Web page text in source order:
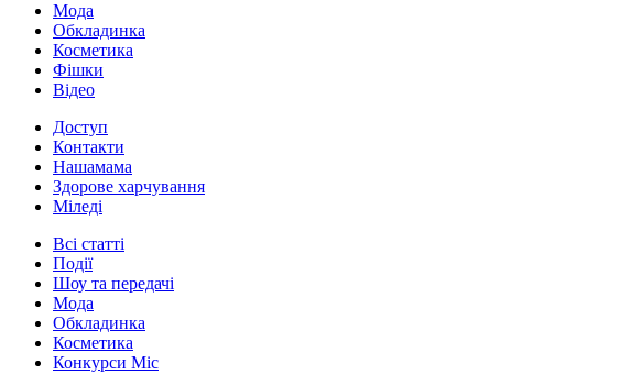
Мода
Обкладинка
Косметика
Фішки
Відео
Доступ
Контакти
Нашамама
Здорове харчування
Міледі
Всі статті
Події
Шоу та передачі
Мода
Обкладинка
Косметика
Конкурси Міс